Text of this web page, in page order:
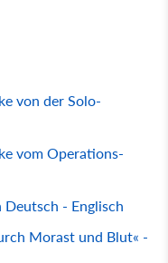
von der Solo-
vom Operations-
- Englisch
Morast und Blut« -